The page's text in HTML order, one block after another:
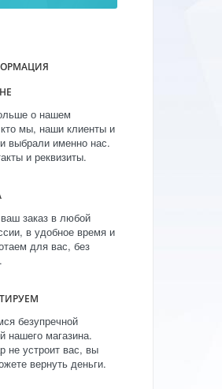
о нашем
мы, наши клиенты и
выбрали именно нас.
и реквизиты.
заказ в любой
в удобное время и
для вас, без
безупречной
нашего магазина.
не устроит вас, вы
вернуть деньги.